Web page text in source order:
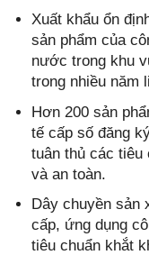
Xuất khẩu ổn
sản phẩm của
nước trong khu
trong nhiều năm
Hơn 200 sản
tế cấp số đăng
tuân thủ các tiêu
và an toàn.
Dây chuyền sản
cấp, ứng dụng
tiêu chuẩn khắt